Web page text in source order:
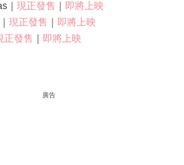
｜ 現正發售
即將上映
現正發售
即將上映
正發售 即將上映
廣告